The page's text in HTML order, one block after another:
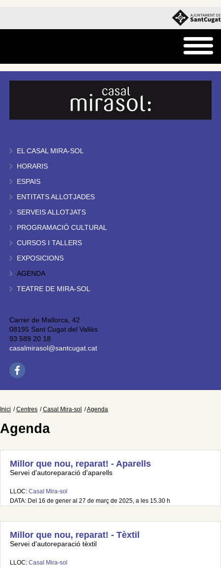
EL CASAL MIRA-SOL
HORARIS
ESPAIS
ENTITATS ALLOTJADES
SERVEIS ALLOTJATS
PROGRAMACIÓ CULTURAL
CURSOS I TALLERS
EXPOSICIONS
AGENDA
TEATRE DE MIRA-SOL
Carrer de Mallorca, 42
08195 Sant Cugat del Vallès
93 589 20 18
casalmirasol@santcugat.cat
Inici Centres Casal Mira-sol Agenda
Agenda
Millor que nou, reparat! - Aparells
Servei d'autoreparació d'aparells
LLOC: Casal Mira-sol
DATA: Del 16 de gener al 27 de març de 2025, a les 15.30 h
Millor que nou, reparat! - Tèxtil
Servei d'autoreparació tèxtil
LLOC: Casal Mira-sol